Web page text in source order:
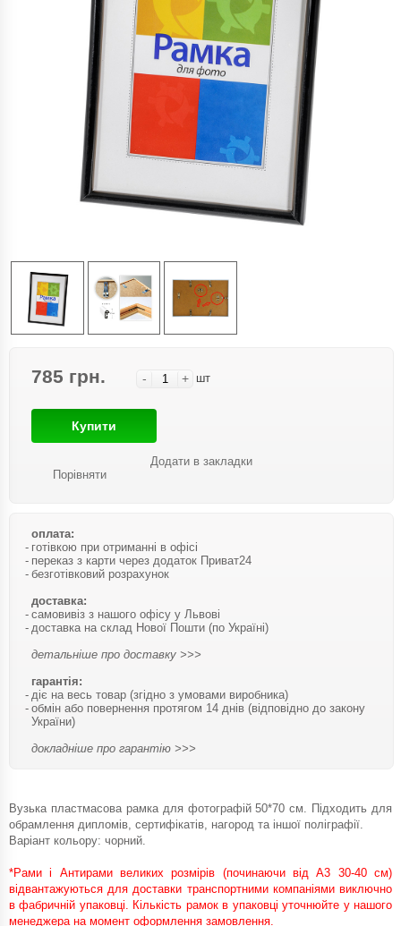
785 грн. - + шт
Купити
Порівняти
Додати в закладки
оплата:
готівкою при отриманні в офісі
переказ з карти через додаток Приват24
безготівковий розрахунок
доставка:
самовивіз з нашого офісу у Львові
доставка на склад Нової Пошти (по Україні)
детальніше про доставку >>>
гарантія:
діє на весь товар (згідно з умовами виробника)
обмін або повернення протягом 14 днів (відповідно до закону
України)
докладніше про гарантію >>>
Вузька пластмасова рамка для фотографій 50*70 см. Підходить для
обрамлення дипломів, сертифікатів, нагород та іншої поліграфії.
Варіант кольору: чорний.
*Рами і Антирами великих розмірів (починаючи від А3 30-40 см)
відвантажуються для доставки транспортними компаніями виключно
в фабричній упаковці. Кількість рамок в упаковці уточнюйте у нашого
менеджера на момент оформлення замовлення.